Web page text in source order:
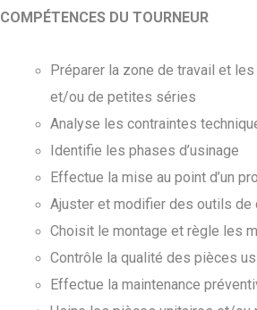
COMPÉTENCES DU TOURNEUR
Préparer la zone de travail et
et/ou de petites séries
Analyse les contraintes
Identifie les phases d’usinage
Effectue la mise au point d’un
Ajuster et modifier des outils de
Choisit le montage et règle les
Contrôle la qualité des pièces
Effectue la maintenance